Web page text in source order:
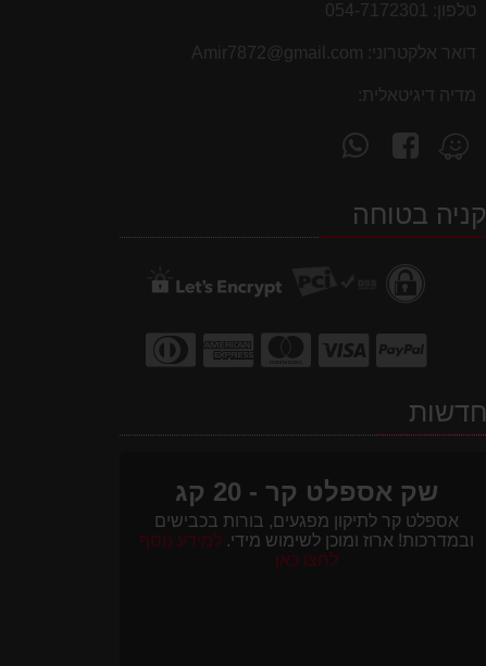
טלפון: 054-7172301
דואר אלקטרוני: Amir7872@gmail.com
מדיה דיגיטאלית:
מצא
אותנו
Waze
עקוב
אחרינו
facebookקניה בטוחה
חדשות
שק אספלט קר - 20 קג
אספלט קר לתיקון מפגעים, בורות בכבישים
ובמדרכות! ארוז ומוכן לשימוש מידי.למידע נוסף
לחצו כאן